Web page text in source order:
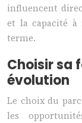
influencent
et la capacité
terme.
Choisir sa
évolution
Le choix du
les